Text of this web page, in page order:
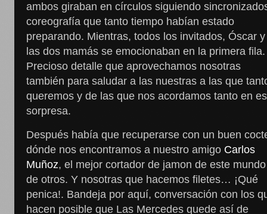
ambos giraban en círculos siguiendo
coreografía que tanto tiempo habían estado
preparando. Mientras, todos los invitados, Óscar y
las dos mamás se emocionaban en la primera fila.
Precioso detalle que aprovechamos nosotras
también para saludar a las nuestras a las que
queremos y de las que nos acordamos tanto en
sorpresa.
Después había que recuperarse con un buen
dónde nos encontramos a nuestro amigo Carlos
Muñoz, el mejor cortador de jamon de este
de otros. Y nosotras que hacemos filetes… ¡Qué
penica!. Bandeja por aquí, conversación con los
hacen posible que Las Mercedes quede así de